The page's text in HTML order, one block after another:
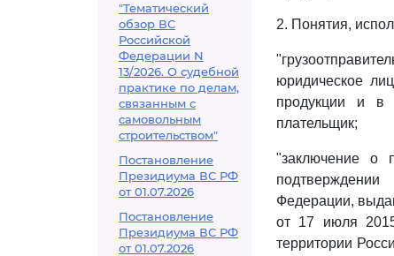
"Тематический
обзор ВС
Российской
Федерации N
13/2026. О судебной
практике по делам,
связанным с
самовольным
строительством"
Постановление
Президиума ВС РФ
от 01.07.2026
Постановление
Президиума ВС РФ
от 01.07.2026
2. Понятия,
юридическое
продукции и в
плательщик;
"заключение о
Федерации,
от 17 июля
территории